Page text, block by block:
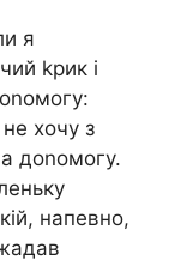
я
kрик і
хочу з
доnомогу.
напевно,